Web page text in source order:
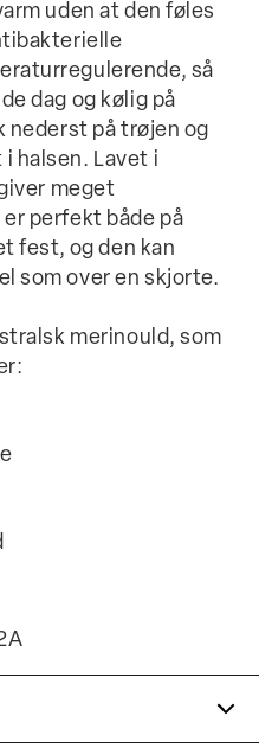
uden at den føles
så
dag og kølig på
nederst på trøjen og
halsen. Lavet i
meget
perfekt både på
fest, og den kan
som over en skjorte.
merinould, som